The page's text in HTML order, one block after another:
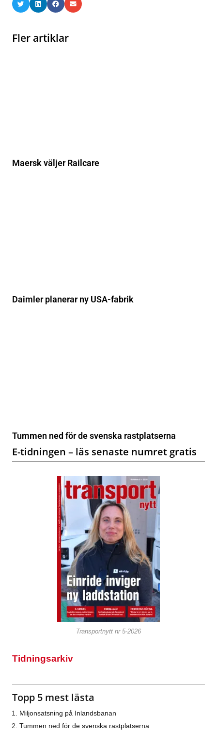
Fler artiklar
Maersk väljer Railcare
Daimler planerar ny USA-fabrik
Tummen ned för de svenska rastplatserna
E-tidningen – läs senaste numret gratis
Transportnytt nr 5-2026
Tidningsarkiv
Topp 5 mest lästa
Miljonsatsning på Inlandsbanan
Tummen ned för de svenska rastplatserna